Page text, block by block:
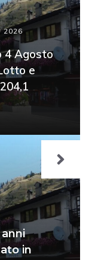
2026
4 Agosto
e
in